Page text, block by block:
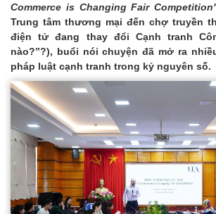
Commerce is Changing Fair
Trung tâm thương mại đến chợ truyền
điện tử đang thay đổi Cạnh tranh
nào?”?), buổi nói chuyện đã mở ra
pháp luật cạnh tranh trong kỷ nguyên số.